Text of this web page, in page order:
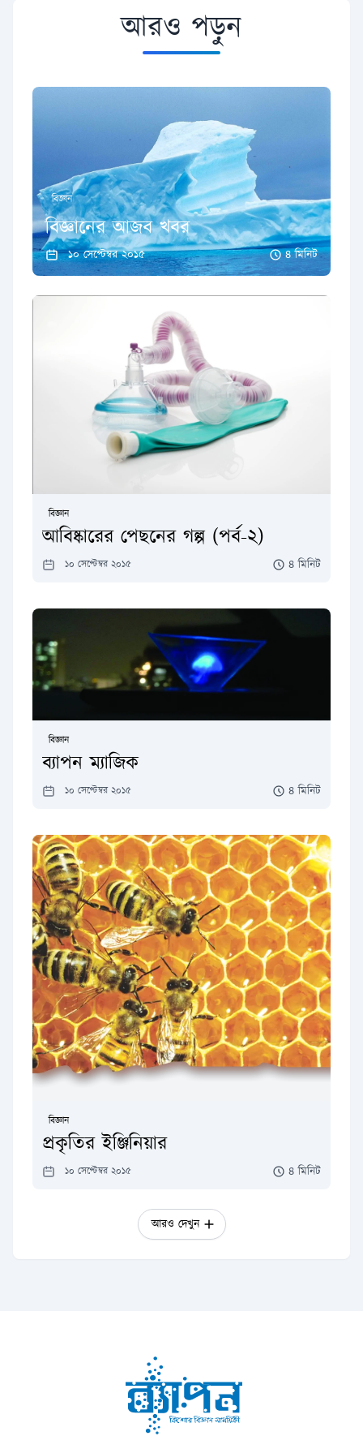
আরও পড়ুন
বিজ্ঞান
বিজ্ঞানের আজব খবর
১০ সেপ্টেম্বর ২০১৫ ৪ মিনিট
বিজ্ঞান
আবিষ্কারের পেছনের গল্প (পর্ব-২)
১০ সেপ্টেম্বর ২০১৫ ৪ মিনিট
বিজ্ঞান
ব্যাপন ম্যাজিক
১০ সেপ্টেম্বর ২০১৫ ৪ মিনিট
বিজ্ঞান
প্রকৃতির ইঞ্জিনিয়ার
১০ সেপ্টেম্বর ২০১৫ ৪ মিনিট
আরও দেখুন